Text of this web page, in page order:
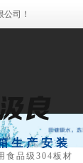
司！
生产安装
食品级304板材